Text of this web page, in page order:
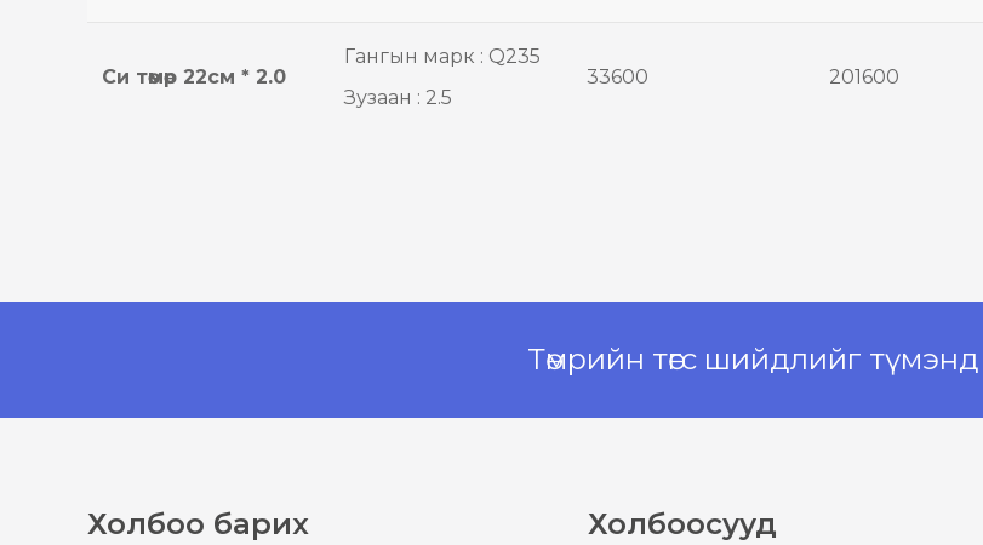
Си төмөр 22см * 2.0
Гангын марк : Q235
Зузаан : 2.5
33600 201600
Төмрийн төгс шийдлийг
Холбоо барих Холбоосууд